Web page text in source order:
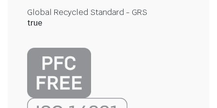
Global Recycled Standard - GRS
true